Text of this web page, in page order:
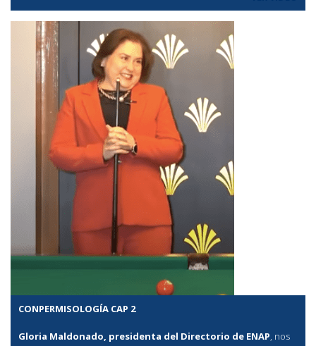
CONPERMISOLOGÍA CAP 2
Gloria Maldonado, presidenta del Directorio de ENAP , nos